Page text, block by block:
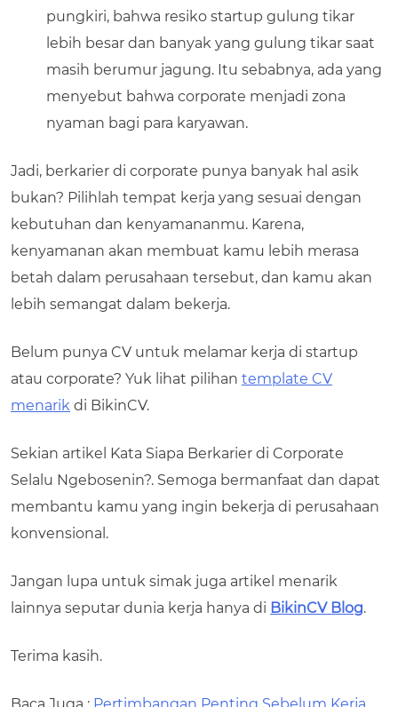
pungkiri, bahwa resiko startup gulung tikar
lebih besar dan banyak yang gulung tikar saat
masih berumur jagung. Itu sebabnya, ada yang
menyebut bahwa corporate menjadi zona
nyaman bagi para karyawan.
Jadi, berkarier di corporate punya banyak hal asik
bukan? Pilihlah tempat kerja yang sesuai dengan
kebutuhan dan kenyamananmu. Karena,
kenyamanan akan membuat kamu lebih merasa
betah dalam perusahaan tersebut, dan kamu akan
lebih semangat dalam bekerja.
Belum punya CV untuk melamar kerja di startup
atau corporate? Yuk lihat pilihan template CV
menarik di BikinCV.
Sekian artikel Kata Siapa Berkarier di Corporate
Selalu Ngebosenin?. Semoga bermanfaat dan dapat
membantu kamu yang ingin bekerja di perusahaan
konvensional.
Jangan lupa untuk simak juga artikel menarik
lainnya seputar dunia kerja hanya di BikinCV Blog.
Terima kasih.